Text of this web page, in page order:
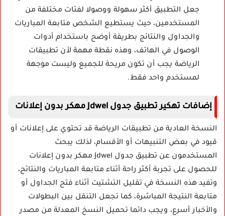
جعل التطبيق أكثر سهولة ووصولا لفئات مختلفة من
المستخدمين، حيث يستطيع الشخص متابعة المباريات
والجداول والنتائج بطريقة أوضح باستخدام أدوات
الوصول في الهاتف، وهذه نقطة مهمة لأن تطبيقات
الرياضة يجب أن تكون مريحة للجميع وليست موجهة
لمستخدم واحد فقط.
إضافات تهكير تطبيق جدول Jdwel مهكر بدون إعلانات
النسخة العادية من تطبيقات الرياضة قد تحتوي على إعلانات أو
قيود في بعض التنبيهات أو الأقسام، لذلك يبحث
المستخدمون عن تطبيق جدول Jdwel مهكر بدون إعلانات
للحصول على تجربة أكثر راحة أثناء متابعة المباريات والنتائج،
وتفيد هذه النسخة في تقليل التشتيت أثناء فتح الجداول أو
متابعة النتيجة المباشرة، كما تجعل التنقل بين البطولات
والأخبار أسرع، ويجب دائما تحميل النسخ المعدلة من مصدر